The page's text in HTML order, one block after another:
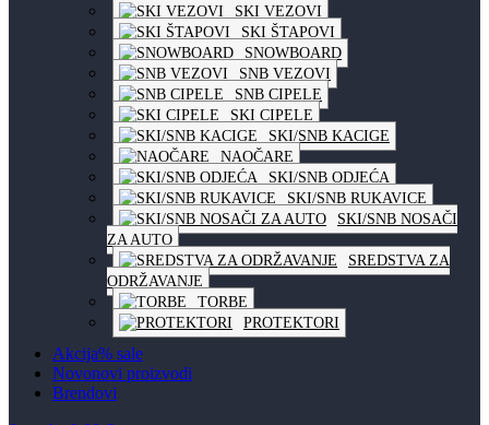
SKI VEZOVI
SKI ŠTAPOVI
SNOWBOARD
SNB VEZOVI
SNB CIPELE
SKI CIPELE
SKI/SNB KACIGE
NAOČARE
SKI/SNB ODJEĆA
SKI/SNB RUKAVICE
SKI/SNB NOSAČI
ZA AUTO
SREDSTVA ZA
ODRŽAVANJE
TORBE
PROTEKTORI
Akcija% sale
Novonovi proizvodi
Brendovi